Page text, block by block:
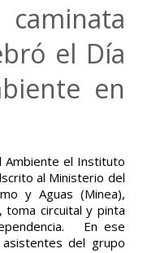
el Día
en
Ambiente el Instituto
al Ministerio del
y Aguas (Minea),
toma circuital y pinta
En ese
del grupo